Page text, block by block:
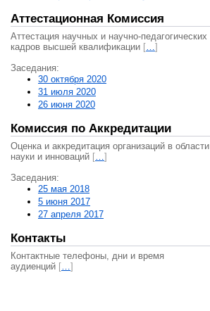
Аттестационная Комиссия
Аттестация научных и научно-педагогических
кадров высшей квалификации […]
Заседания:
30 октября 2020
31 июля 2020
26 июня 2020
Комиссия по Аккредитации
Оценка и аккредитация организаций в области
науки и инноваций […]
Заседания:
25 мая 2018
5 июня 2017
27 апреля 2017
Контакты
Контактные телефоны, дни и время
аудиенций […]